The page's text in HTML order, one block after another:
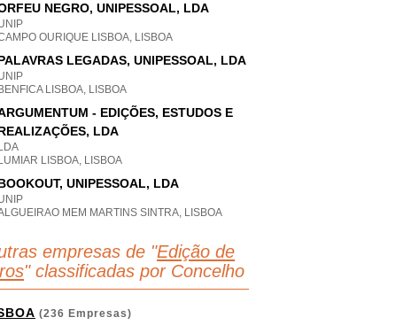
NEGRO, UNIPESSOAL, LDA
OURIQUE LISBOA, LISBOA
LEGADAS, UNIPESSOAL, LDA
BENFICA LISBOA, LISBOA
- EDIÇÕES, ESTUDOS E
LDA
LDA
LUMIAR LISBOA, LISBOA
UNIPESSOAL, LDA
MEM MARTINS SINTRA, LISBOA
empresas de "Edição de
" classificadas por Concelho
(236 Empresas)